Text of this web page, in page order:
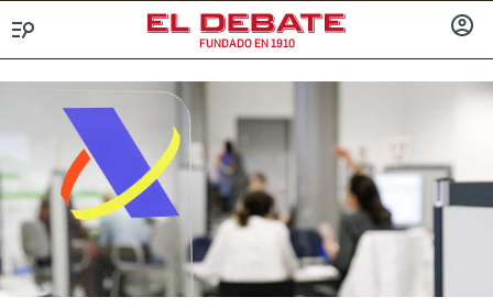
FUNDADO EN 1910